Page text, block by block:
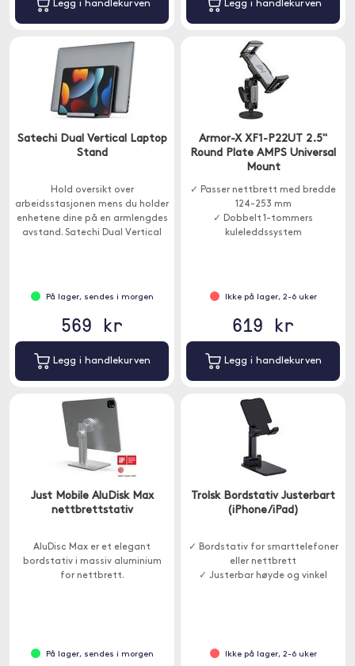
Legg i handlekurven Legg i handlekurven
Satechi Dual Vertical Laptop
Stand
Hold oversikt over
arbeidsstasjonen mens du holder
enhetene dine på en armlengdes
avstand. Satechi Dual Vertical
Macbook og iPad samtidig.
På lager, sendes i morgen
569 kr
Legg i handlekurven
Armor-X XF1-P22UT 2.5"
Round Plate AMPS Universal
Mount
✓ Passer nettbrett med bredde
124-253 mm
✓ Dobbelt 1-tommers
kuleleddssystem
Ikke på lager, 2-6 uker
619 kr
Legg i handlekurven
Just Mobile AluDisk Max
nettbrettstativ
AluDisc Max er et elegant
bordstativ i massiv aluminium
for nettbrett.
På lager, sendes i morgen
Trolsk Bordstativ Justerbart
(iPhone/iPad)
✓ Bordstativ for smarttelefoner
eller nettbrett
✓ Justerbar høyde og vinkel
Ikke på lager, 2-6 uker